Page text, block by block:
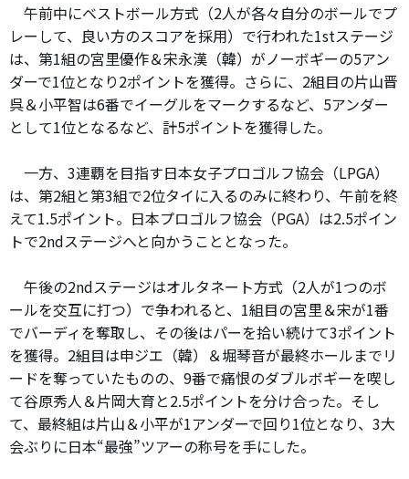
午前中にベストボール方式（2人が各々自分のボールでプ
レーして、良い方のスコアを採用）で行われた1stステージ
は、第1組の宮里優作＆宋永漢（韓）がノーボギーの5アン
ダーで1位となり2ポイントを獲得。さらに、2組目の片山晋
呉＆小平智は6番でイーグルをマークするなど、5アンダー
として1位となるなど、計5ポイントを獲得した。
一方、3連覇を目指す日本女子プロゴルフ協会（LPGA）
は、第2組と第3組で2位タイに入るのみに終わり、午前を終
えて1.5ポイント。日本プロゴルフ協会（PGA）は2.5ポイン
トで2ndステージへと向かうこととなった。
午後の2ndステージはオルタネート方式（2人が1つのボ
ールを交互に打つ）で争われると、1組目の宮里＆宋が1番
でバーディを奪取し、その後はパーを拾い続けて3ポイント
を獲得。2組目は申ジエ（韓）＆堀琴音が最終ホールまでリ
ードを奪っていたものの、9番で痛恨のダブルボギーを喫し
て谷原秀人＆片岡大育と2.5ポイントを分け合った。そし
て、最終組は片山＆小平が1アンダーで回り1位となり、3大
会ぶりに日本“最強”ツアーの称号を手にした。